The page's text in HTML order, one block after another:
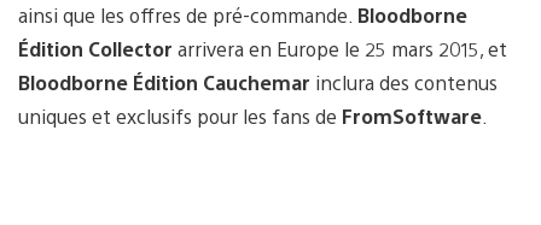
ainsi que les offres de pré-commande. Bloodborne
Édition Collector arrivera en Europe le 25 mars 2015, et
Bloodborne Édition Cauchemar inclura des contenus
uniques et exclusifs pour les fans de FromSoftware